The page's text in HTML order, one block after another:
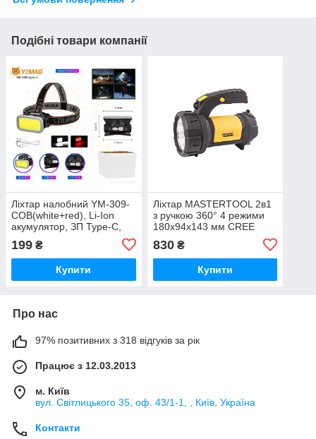
Подібні товари компанії
Ліхтар налобний YM-309-
COB(white+red), Li-Ion
акумулятор, ЗП Type-C,
199 ₴
Купити
Ліхтар MASTERTOOL 2в1
з ручкою 360° 4 режими
180х94х143 мм CREE
LED+COB LED 4xAA ABS
830₴
Купити
Про нас
97% позитивних з 318 відгуків за рік
Працює з 12.03.2013
м. Київ
вул. Світлицького 35, оф. 43/1-1, , Київ, Україна
Контакти